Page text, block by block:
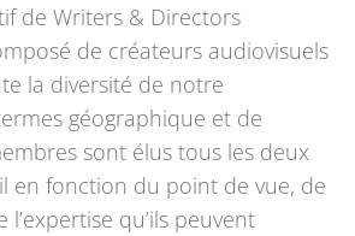
de Writers & Directors
de créateurs audiovisuels
la diversité de notre
géographique et de
sont élus tous les deux
en fonction du point de vue, de
l’expertise qu’ils peuvent